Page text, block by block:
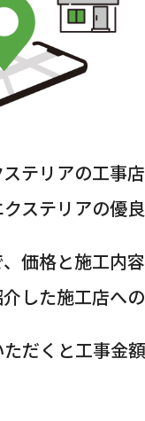
テリアの工事
ステリアの優
価格と施工内
した施工店へ
だくと工事金